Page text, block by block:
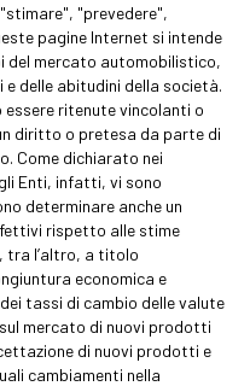
"prevedere",
pagine Internet si intende
del mercato automobilistico,
delle abitudini della società.
essere ritenute vincolanti o
diritto o pretesa da parte di
Come dichiarato nei
Enti, infatti, vi sono
determinare anche un
rispetto alle stime
tra l’altro, a titolo
economica e
tassi di cambio delle valute
mercato di nuovi prodotti
di nuovi prodotti e
cambiamenti nella